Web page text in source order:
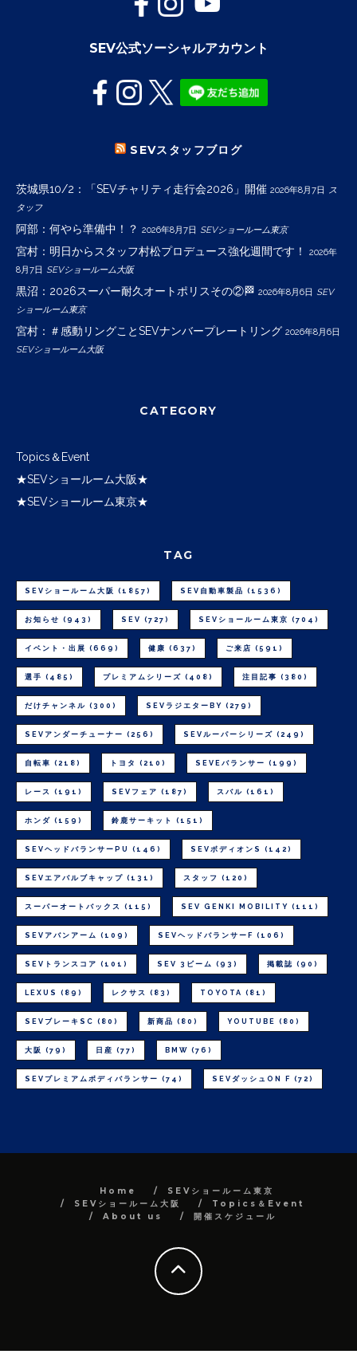
SEV公式ソーシャルアカウント
SEVスタッフブログ
茨城県10/2：「SEVチャリティ走行会2026」開催 2026年8月7日 ス
タッフ
阿部：何やら準備中！？ 2026年8月7日 SEVショールーム東京
宮村：明日からスタッフ村松プロデュース強化週間です！
2026年
8月7日 SEVショールーム大阪
黒沼：2026スーパー耐久オートポリスその②🏁 2026年8月6日 SEV
ショールーム東京
宮村：＃感動リングことSEVナンバープレートリング 2026年8月6日
SEVショールーム大阪
CATEGORY
Topics＆Event
★SEVショールーム大阪★
★SEVショールーム東京★
TAG
SEVショールーム大阪 (1857) SEV自動車製品 (1536)
お知らせ (943) SEV (727) SEVショールーム東京 (704)
イベント・出展 (669) 健康 (637) ご来店 (591)
選手 (485) プレミアムシリーズ (408) 注目記事 (380)
だけチャンネル (300) SEVラジエターBY (279)
SEVアンダーチューナー (256) SEVルーパーシリーズ (249)
自転車 (218) トヨタ (210) SEVEバランサー (199)
レース (191) SEVフェア (187) スバル (161)
ホンダ (159) 鈴鹿サーキット (151)
SEVヘッドバランサーPU (146) SEVボディオンS (142)
SEVエアバルブキャップ (131) スタッフ (120)
スーパーオートバックス (115) SEV GENKI MOBILITY (111)
SEVアバンアーム (109) SEVヘッドバランサーF (106)
SEVトランスコア (101) SEV 3ビーム (93) 掲載誌 (90)
LEXUS (89) レクサス (83) TOYOTA (81)
SEVブレーキSC (80) 新商品 (80) YOUTUBE (80)
大阪 (79) 日産 (77) BMW (76)
SEVプレミアムボディバランサー (74) SEVダッシュON F (72)
Home
SEVショールーム東京
SEVショールーム大阪
Topics＆Event
About us
開催スケジュール